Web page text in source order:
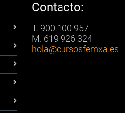
Contacto:
T. 900 100 957
M. 619 926 324
hola@cursosfemxa.es